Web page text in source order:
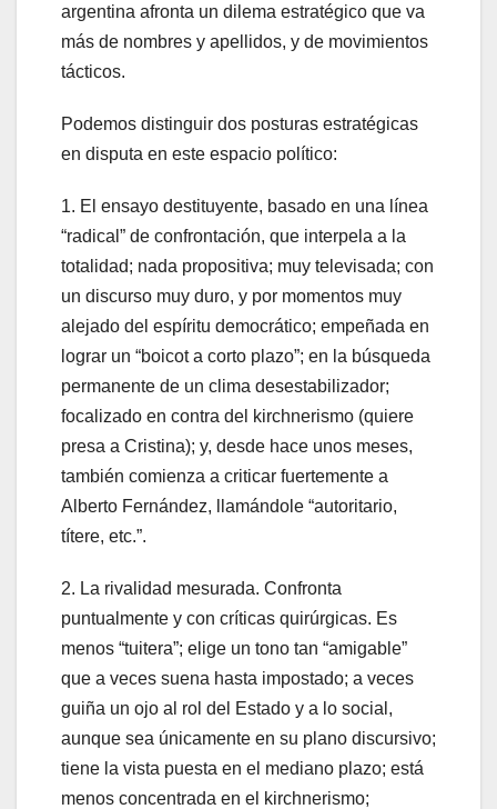
argentina afronta un dilema estratégico que va
más de nombres y apellidos, y de movimientos
tácticos.
Podemos distinguir dos posturas estratégicas
en disputa en este espacio político:
1. El ensayo destituyente, basado en una línea
“radical” de confrontación, que interpela a la
totalidad; nada propositiva; muy televisada; con
un discurso muy duro, y por momentos muy
alejado del espíritu democrático; empeñada en
lograr un “boicot a corto plazo”; en la búsqueda
permanente de un clima desestabilizador;
focalizado en contra del kirchnerismo (quiere
presa a Cristina); y, desde hace unos meses,
también comienza a criticar fuertemente a
Alberto Fernández, llamándole “autoritario,
títere, etc.”.
2. La rivalidad mesurada. Confronta
puntualmente y con críticas quirúrgicas. Es
menos “tuitera”; elige un tono tan “amigable”
que a veces suena hasta impostado; a veces
guiña un ojo al rol del Estado y a lo social,
aunque sea únicamente en su plano discursivo;
tiene la vista puesta en el mediano plazo; está
menos concentrada en el kirchnerismo;